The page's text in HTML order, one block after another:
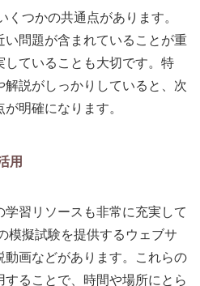
つかの共通点があります。
い問題が含まれていることが重
ていることも大切です。特
説がしっかりしていると、次
明確になります。
用
習リソースも非常に充実して
模擬試験を提供するウェブサ
動画などがあります。これらの
ることで、時間や場所にとら